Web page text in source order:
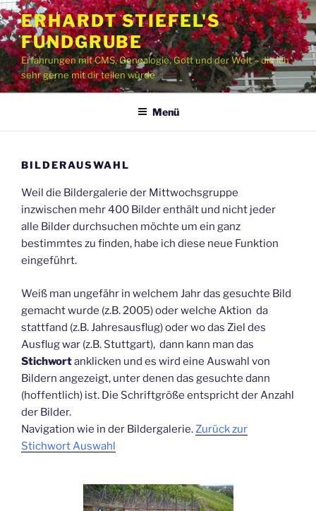
Zum
Inhalt
springen
ERHARDT STIEFEL'S
FUNDGRUBE
Erfahrungen mit CMS, Genealogie, Gott und der Welt – die ich
sehr gerne mit dir teilen würde
Menü
BILDERAUSWAHL
Weil die Bildergalerie der Mittwochsgruppe
inzwischen mehr 400 Bilder enthält und nicht jeder
alle Bilder durchsuchen möchte um ein ganz
bestimmtes zu finden, habe ich diese neue Funktion
eingeführt.
Weiß man ungefähr in welchem Jahr das gesuchte Bild
gemacht wurde (z.B. 2005) oder welche Aktion da
stattfand (z.B. Jahresausflug) oder wo das Ziel des
Ausflug war (z.B. Stuttgart), dann kann man das
Stichwortanklicken und es wird eine Auswahl von
Bildern angezeigt, unter denen das gesuchte dann
(hoffentlich) ist. Die Schriftgröße entspricht der Anzahl
der Bilder.
Navigation wie in der Bildergalerie. Zurück zur
Stichwort Auswahl